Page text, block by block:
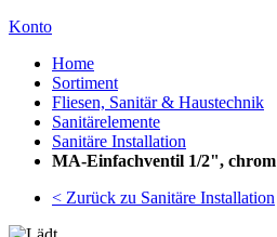
Konto
Home
Sortiment
Fliesen, Sanitär & Haustechnik
Sanitärelemente
Sanitäre Installation
MA-Einfachventil 1/2", chrom
< Zurück zu Sanitäre Installation